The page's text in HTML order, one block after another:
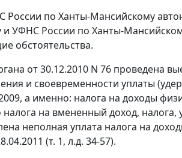
по Ханты-Мансийскому
и УФНС России по Ханты-
обстоятельства.
от 30.12.2010 N 76 проведена
и своевременности уплаты
а именно: налога на доходы
на вмененный доход, налога,
неполная уплата налога на
(т. 1, л.д. 34-57).